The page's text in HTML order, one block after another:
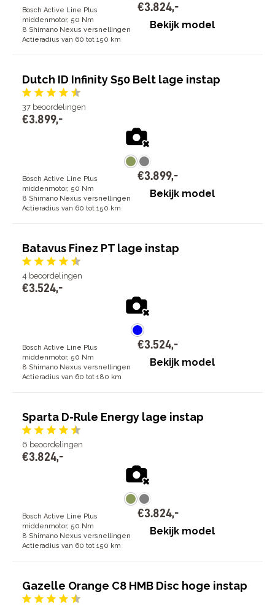
Bosch Active Line Plus
middenmotor, 50 Nm
8 Shimano Nexus versnellingen
Actieradius van 60 tot 150 km
€3.824,-
Bekijk model
Dutch ID Infinity S50 Belt lage instap
37 beoordelingen
€3.899,-
Bosch Active Line Plus
middenmotor, 50 Nm
8 Shimano Nexus versnellingen
Actieradius van 60 tot 150 km
€3.899,-
Bekijk model
Batavus Finez PT lage instap
4 beoordelingen
€3.524,-
Bosch Active Line Plus
middenmotor, 50 Nm
8 Shimano Nexus versnellingen
Actieradius van 60 tot 180 km
€3.524,-
Bekijk model
Sparta D-Rule Energy lage instap
6 beoordelingen
€3.824,-
Bosch Active Line Plus
middenmotor, 50 Nm
8 Shimano Nexus versnellingen
Actieradius van 60 tot 150 km
€3.824,-
Bekijk model
Gazelle Orange C8 HMB Disc hoge instap